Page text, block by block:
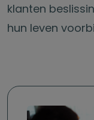
klanten
hun leven